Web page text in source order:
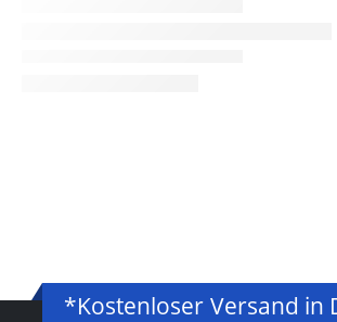
*Kostenloser Versand in